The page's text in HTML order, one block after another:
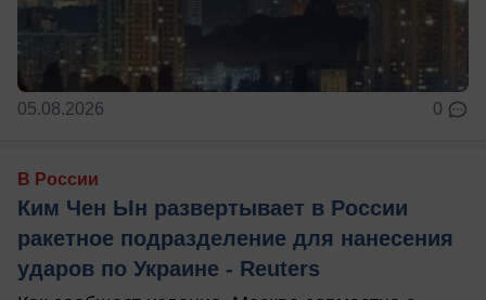
05.08.2026 0
В России
Ким Чен Ын развертывает в России
ракетное подразделение для нанесения
ударов по Украине - Reuters